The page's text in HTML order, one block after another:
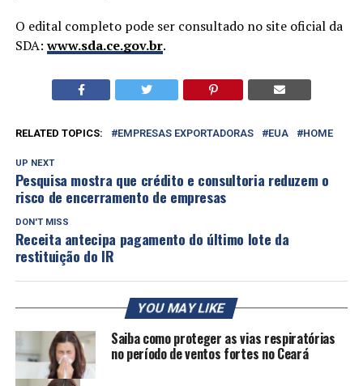
O edital completo pode ser consultado no site oficial da
SDA:www.sda.ce.gov.br.
RELATED TOPICS: EMPRESAS EXPORTADORAS EUA HOME
UP NEXT
Pesquisa mostra que crédito e consultoria reduzem o
risco de encerramento de empresas
DON'T MISS
Receita antecipa pagamento do último lote da
restituição do IR
YOU MAY LIKE
Saiba como proteger as vias respiratórias
no período de ventos fortes no Ceará